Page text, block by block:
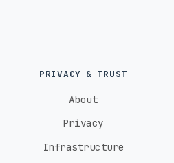
PRIVACY & TRUST
About
Privacy
Infrastructure